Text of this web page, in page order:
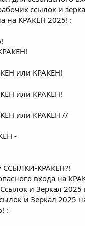
ссылок и
на КРАКЕH 2025! :
или КРАКЕH!
или КРАКЕH!
или КРАКЕH //
-
ССЫЛКИ-КРАКЕH?!
входа на
и Зеркал 2025
и Зеркал 2025 на
: